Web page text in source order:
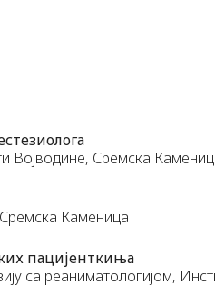
Војводине, Сремска
Каменица
пацијенткиња
са реаниматологијом,